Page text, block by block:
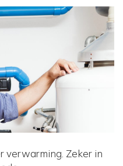
verwarming. Zeker in